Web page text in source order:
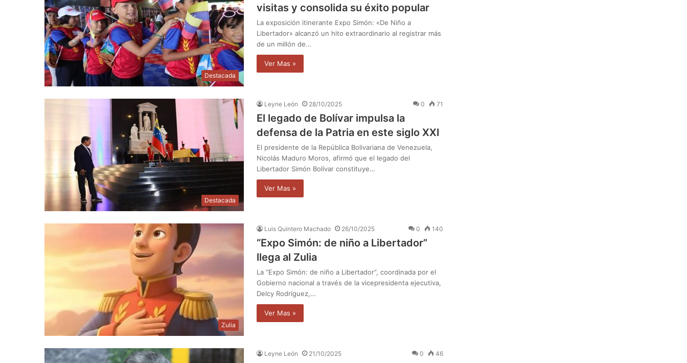
Destacada
visitas y consolida su éxito popular
La exposición itinerante Expo Simón: «De Niño a
Libertador» alcanzó un hito extraordinario al registrar más
de un millón de…
Ver Mas »
Destacada
Leyne León 28/10/2025 0 71
El legado de Bolívar impulsa la
defensa de la Patria en este siglo XXI
El presidente de la República Bolivariana de Venezuela,
Nicolás Maduro Moros, afirmó que el legado del
Libertador Simón Bolívar constituye…
Ver Mas »
Zulia
Luis Quintero Machado 26/10/2025 0 140
“Expo Simón: de niño a Libertador”
llega al Zulia
La “Expo Simón: de niño a Libertador”, coordinada por el
Gobierno nacional a través de la vicepresidenta ejecutiva,
Delcy Rodríguez,…
Ver Mas »
Leyne León 21/10/2025 0 46